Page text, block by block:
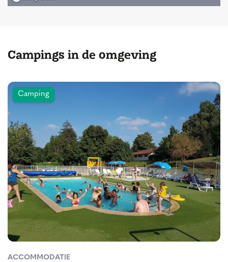
Campings in de omgeving
Camping
ACCOMMODATIE